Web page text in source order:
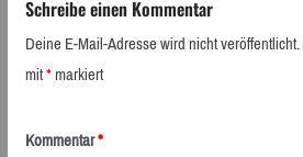
Schreibe einen Kommentar
Deine E-Mail-Adresse wird nicht veröffentlicht.
mit*markiert
Kommentar*